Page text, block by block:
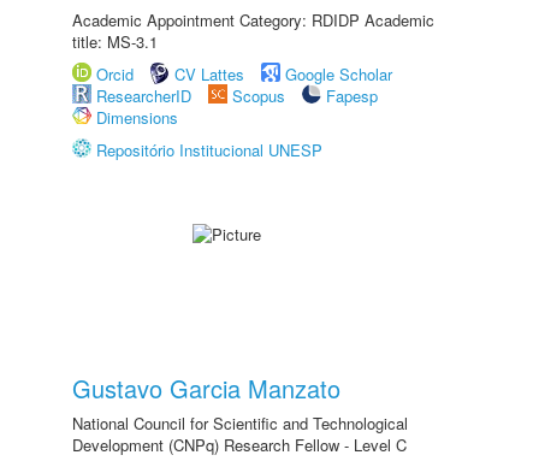
Academic Appointment Category: RDIDP Academic
title: MS-3.1
Orcid
CV Lattes
Google Scholar
ResearcherID
Scopus
Fapesp
Dimensions
Repositório Institucional UNESP
Gustavo Garcia Manzato
National Council for Scientific and Technological
Development (CNPq) Research Fellow - Level C